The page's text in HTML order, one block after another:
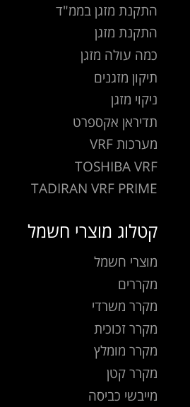
התקנת מזגן בממ"ד
התקנת מזגן
כמה עולה מזגן
תיקון מזגנים
ניקוי מזגן
תדיראן אקספרט
מערכות VRF
TOSHIBA VRF
TADIRAN VRF PRIME
קטלוג מוצרי חשמל
מוצרי חשמל
מקררים
מקרר משרדי
מקרר זכוכית
מקרר מומלץ
מקרר קטן
מייבשי כביסה